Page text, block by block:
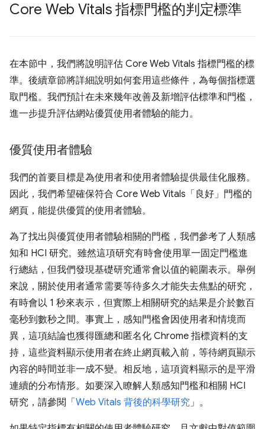
Core Web Vitals 指標門檻的判定標準
在本節中，我們將說明評估 Core Web Vitals 指標門檻的標
準。後續章節將詳細說明如何套用這些條件，為每個指標選
取門檻。我們預計在未來幾年改善及新增評估標準和門檻，
進一步提升評估網站優質使用者體驗的能力。
優質使用者體驗
我們的首要目標是為使用者和使用者體驗提供最佳化服務。
因此，我們希望確保符合 Core Web Vitals「良好」門檻的
網頁，能提供優質的使用者體驗。
為了找出與優質使用者體驗相關的門檻，我們參考了人類感
知和 HCI 研究。雖然這項研究有時會使用單一固定門檻進
行總結，但我們發現基礎研究通常會以值的範圍表示。舉例
來說，關於使用者通常需要等待多久才能失去焦點的研究，
有時會以 1 秒來表示，但實際上相關研究的結果是介於數百
毫秒到數秒之間。事實上，感知門檻會因使用者和情境而
異，這項結論也獲得匯總和匿名化 Chrome 指標資料的支
持，這些資料顯示使用者在終止網頁載入前，等待網頁顯示
內容的時間並非一成不變。相反地，這項資料顯示的是平滑
連續的分布情形。如要深入瞭解人類感知門檻和相關 HCI
研究，請參閱「 Web Vitals 背後的科學研究」。